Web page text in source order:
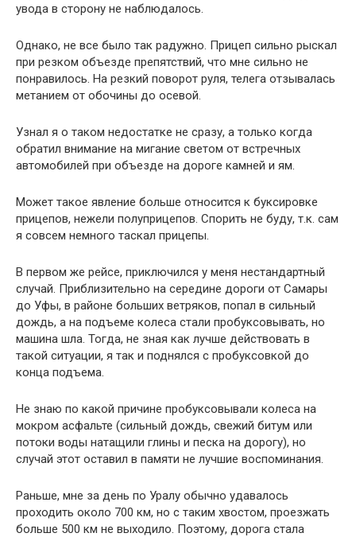
увода в сторону не наблюдалось.
Однако, не все было так радужно. Прицеп сильно рыскал
при резком объезде препятствий, что мне сильно не
понравилось. На резкий поворот руля, телега отзывалась
метанием от обочины до осевой.
Узнал я о таком недостатке не сразу, а только когда
обратил внимание на мигание светом от встречных
автомобилей при объезде на дороге камней и ям.
Может такое явление больше относится к буксировке
прицепов, нежели полуприцепов. Спорить не буду, т.к. сам
я совсем немного таскал прицепы.
В первом же рейсе, приключился у меня нестандартный
случай. Приблизительно на середине дороги от Самары
до Уфы, в районе больших ветряков, попал в сильный
дождь, а на подъеме колеса стали пробуксовывать, но
машина шла. Тогда, не зная как лучше действовать в
такой ситуации, я так и поднялся с пробуксовкой до
конца подъема.
Не знаю по какой причине пробуксовывали колеса на
мокром асфальте (сильный дождь, свежий битум или
потоки воды натащили глины и песка на дорогу), но
случай этот оставил в памяти не лучшие воспоминания.
Раньше, мне за день по Уралу обычно удавалось
проходить около 700 км, но с таким хвостом, проезжать
больше 500 км не выходило. Поэтому, дорога стала